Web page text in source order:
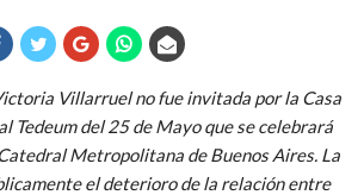
Villarruel no fue invitada por la Casa
Tedeum del 25 de Mayo que se celebrará
Metropolitana de Buenos Aires. La
el deterioro de la relación entre